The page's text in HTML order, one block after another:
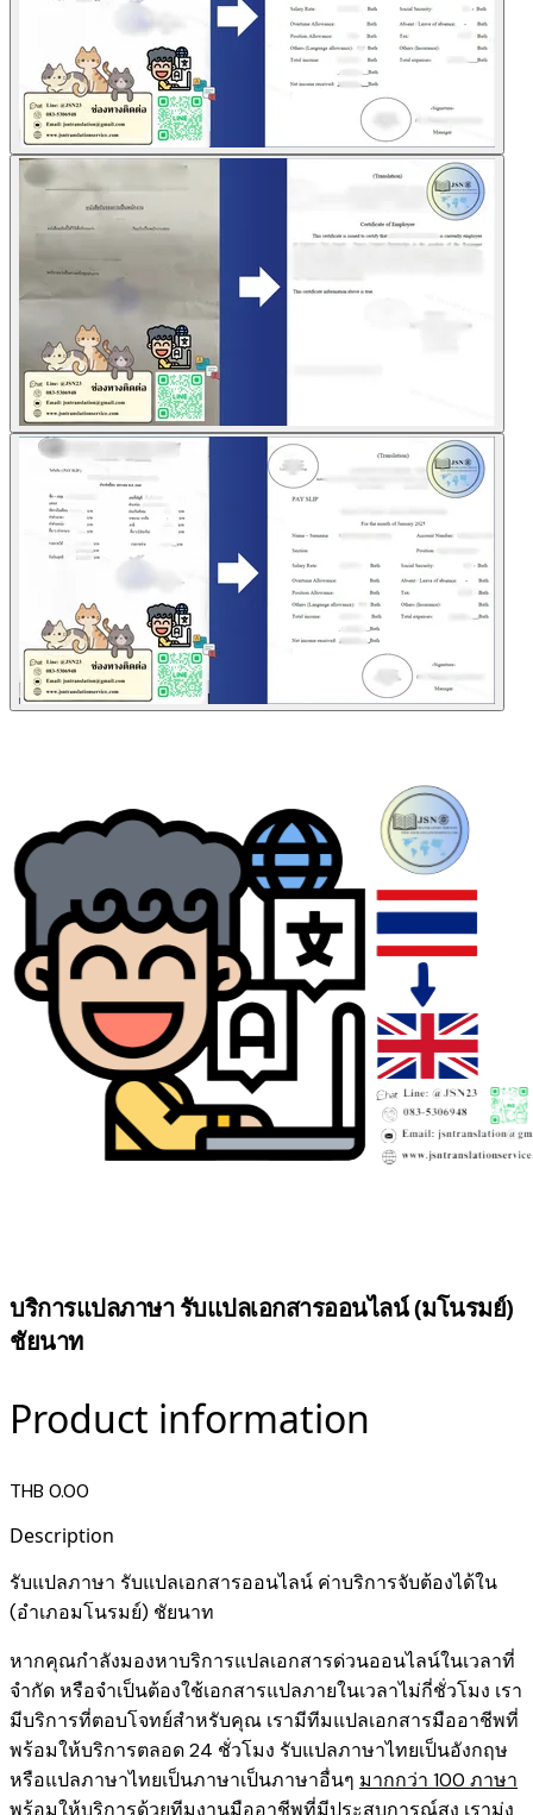
บริการแปลภาษา รับแปลเอกสารออนไลน์ (มโนรมย์)
ชัยนาท
Product information
THB 0.00
Description
รับแปลภาษา รับแปลเอกสารออนไลน์ ค่าบริการจับต้องได้ใน
(อำเภอมโนรมย์) ชัยนาท
หากคุณกำลังมองหาบริการแปลเอกสารด่วนออนไลน์ในเวลาที่
จำกัด หรือจำเป็นต้องใช้เอกสารแปลภายในเวลาไม่กี่ชั่วโมง เรา
มีบริการที่ตอบโจทย์สำหรับคุณ เรามีทีมแปลเอกสารมืออาชีพที่
พร้อมให้บริการตลอด 24 ชั่วโมง รับแปลภาษาไทยเป็นอังกฤษ
หรือแปลภาษาไทยเป็นภาษาเป็นภาษาอื่นๆ มากกว่า 100 ภาษา